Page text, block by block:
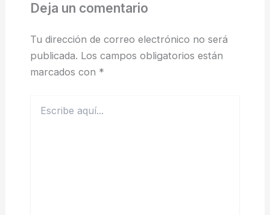
Deja un comentario
Tu dirección de correo electrónico no será
publicada. Los campos obligatorios están
marcados con *
aquí...